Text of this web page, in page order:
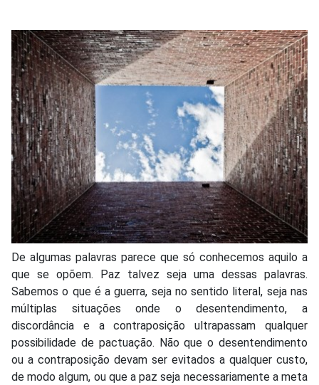
De algumas palavras parece que só conhecemos aquilo a
que se opõem. Paz talvez seja uma dessas palavras.
Sabemos o que é a guerra, seja no sentido literal, seja nas
múltiplas situações onde o desentendimento, a
discordância e a contraposição ultrapassam qualquer
possibilidade de pactuação. Não que o desentendimento
ou a contraposição devam ser evitados a qualquer custo,
de modo algum, ou que a paz seja necessariamente a meta